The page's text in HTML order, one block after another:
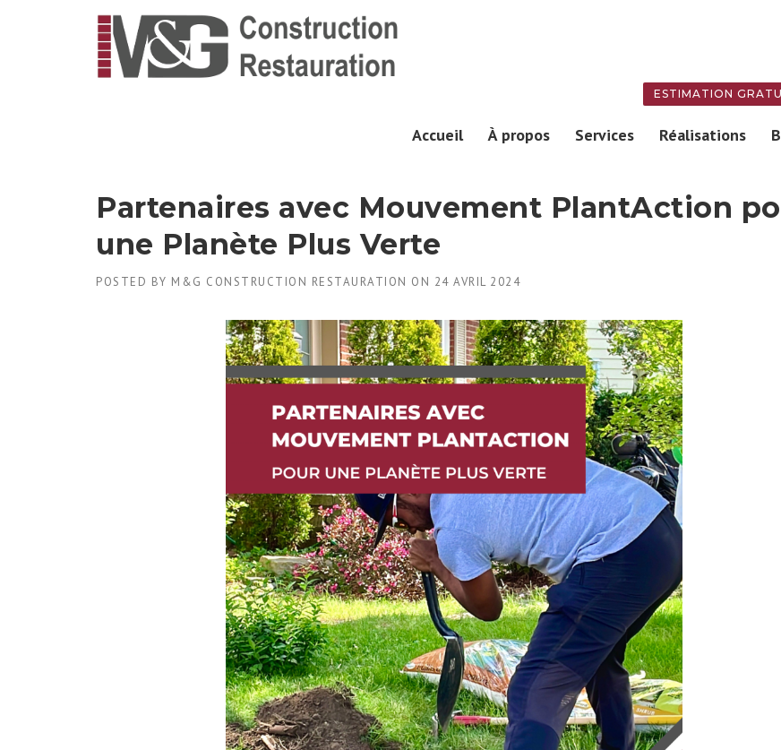
ESTIMATION
Accueil À propos Services Réalisations
Partenaires avec Mouvement PlantAction
une Planète Plus Verte
POSTED BY M&G CONSTRUCTION RESTAURATION ON 24 AVRIL 2024